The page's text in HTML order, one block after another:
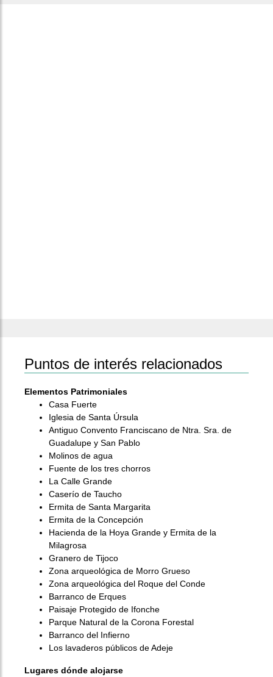
Puntos de interés relacionados
Elementos Patrimoniales
Casa Fuerte
Iglesia de Santa Úrsula
Antiguo Convento Franciscano de Ntra. Sra. de
Guadalupe y San Pablo
Molinos de agua
Fuente de los tres chorros
La Calle Grande
Caserío de Taucho
Ermita de Santa Margarita
Ermita de la Concepción
Hacienda de la Hoya Grande y Ermita de la
Milagrosa
Granero de Tijoco
Zona arqueológica de Morro Grueso
Zona arqueológica del Roque del Conde
Barranco de Erques
Paisaje Protegido de Ifonche
Parque Natural de la Corona Forestal
Barranco del Infierno
Los lavaderos públicos de Adeje
Lugares dónde alojarse